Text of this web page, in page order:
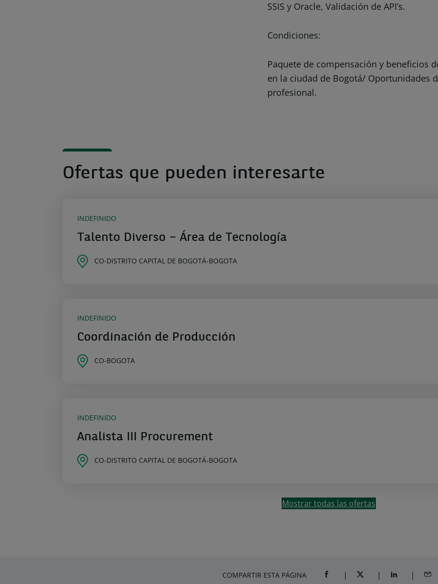
SSIS y Oracle, Validación de API’s.
Condiciones:
Paquete de compensación y beneficios
en la ciudad de Bogotá/ Oportunidades
profesional.
Ofertas que pueden interesarte
INDEFINIDO
Talento Diverso – Área de Tecnología
CO-DISTRITO CAPITAL DE BOGOTÁ-BOGOTA
INDEFINIDO
Coordinación de Producción
CO-BOGOTA
INDEFINIDO
Analista III Procurement
CO-DISTRITO CAPITAL DE BOGOTÁ-BOGOTA
Mostrar todas las ofertas
COMPARTIR ESTA PÁGINA COMPARTIR EN FACEBOOK (SE
COMPARTIR ENCOMPARTIR